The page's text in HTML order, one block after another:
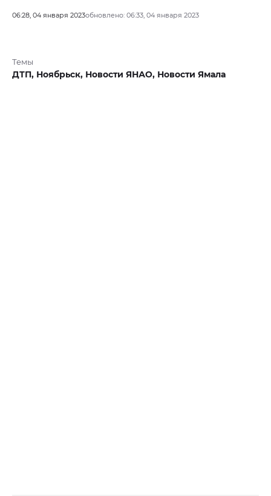
06:28, 04 января 2023обновлено: 06:33, 04 января 2023
Темы
ДТП, Ноябрьск, Новости ЯНАО, Новости Ямала